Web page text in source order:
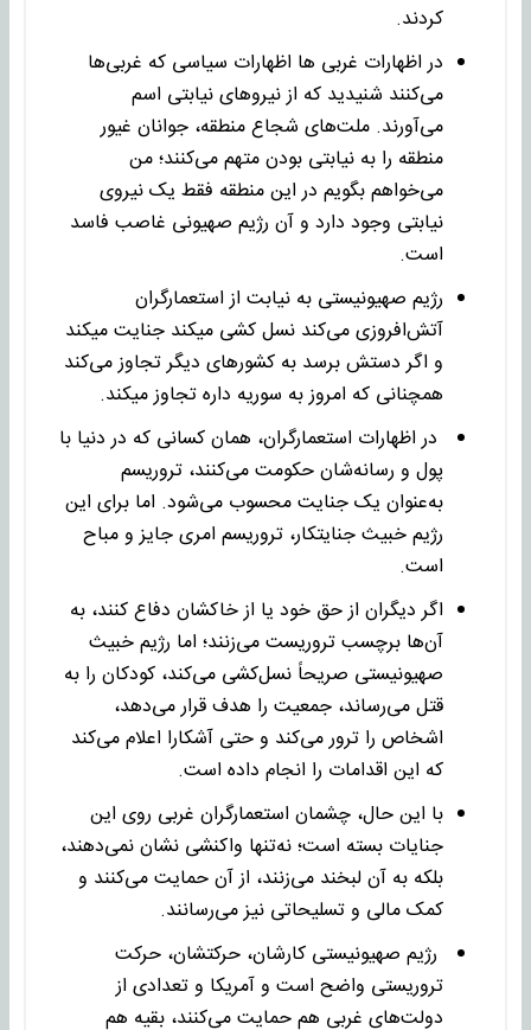
کردند.
در اظهارات غربی ها اظهارات سیاسی که غربی‌ها
می‌کنند شنیدید که از نیروهای نیابتی اسم
می‌آورند. ملت‌های شجاع منطقه، جوانان غیور
منطقه را به نیابتی بودن متهم می‌کنند؛ من
می‌خواهم بگویم در این منطقه فقط یک نیروی
نیابتی وجود دارد و آن رژیم صهیونی غاصب فاسد
است.
رژیم صهیونیستی به نیابت از استعمارگران
آتش‌افروزی می‌کند نسل کشی میکند جنایت میکند
و اگر دستش برسد به کشورهای دیگر تجاوز می‌کند
همچنانی که امروز به سوریه داره تجاوز میکند.
در اظهارات استعمارگران، همان کسانی که در دنیا با
پول و رسانه‌شان حکومت می‌کنند، تروریسم
به‌عنوان یک جنایت محسوب می‌شود. اما برای این
رژیم خبیث جنایتکار، تروریسم امری جایز و مباح
است.
اگر دیگران از حق خود یا از خاکشان دفاع کنند، به
آن‌ها برچسب تروریست می‌زنند؛ اما رژیم خبیث
صهیونیستی صریحاً نسل‌کشی می‌کند، کودکان را به
قتل می‌رساند، جمعیت را هدف قرار می‌دهد،
اشخاص را ترور می‌کند و حتی آشکارا اعلام می‌کند
که این اقدامات را انجام داده است.
با این حال، چشمان استعمارگران غربی روی این
جنایات بسته است؛ نه‌تنها واکنشی نشان نمی‌دهند،
بلکه به آن لبخند می‌زنند، از آن حمایت می‌کنند و
کمک مالی و تسلیحاتی نیز می‌رسانند.
رژیم صهیونیستی کارشان، حرکتشان، حرکت
تروریستی واضح است و آمریکا و تعدادی از
دولت‌های غربی هم حمایت می‌کنند، بقیه هم